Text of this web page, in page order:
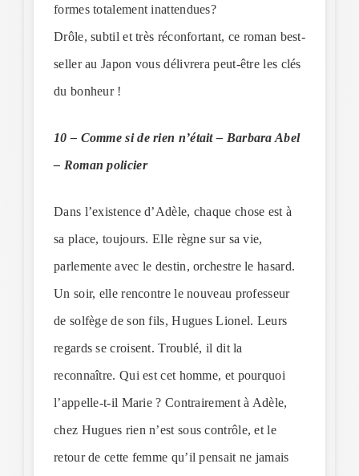
formes totalement inattendues?
Drôle, subtil et très réconfortant, ce roman best-
seller au Japon vous délivrera peut-être les clés
du bonheur !
10 – Comme si de rien n’était – Barbara Abel
– Roman policier
Dans l’existence d’Adèle, chaque chose est à
sa place, toujours. Elle règne sur sa vie,
parlemente avec le destin, orchestre le hasard.
Un soir, elle rencontre le nouveau professeur
de solfège de son fils, Hugues Lionel. Leurs
regards se croisent. Troublé, il dit la
reconnaître. Qui est cet homme, et pourquoi
l’appelle-t-il Marie ? Contrairement à Adèle,
chez Hugues rien n’est sous contrôle, et le
retour de cette femme qu’il pensait ne jamais